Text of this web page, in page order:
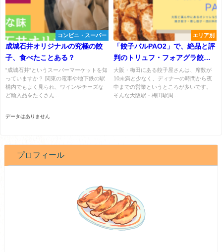
コンビニ・スーパー
成城石井オリジナルの究極の餃
子、食べたことある？
“成城石井”というスーパーマーケットを知
っていますか？ 関東の電車や地下鉄の駅
構内でもよく見られ、ワインやチーズな
ど輸入品をたくさん...
エリア別
「餃子バルPAO2」で、絶品と評
判のトリュフ・フォアグラ餃子
を堪能
大阪・梅田にある餃子屋さんは、席数が
10未満と少なく、ディナーの時間から夜
中までの営業というところが多いです。
そんな大阪駅・梅田駅周...
データはありません
プロフィール